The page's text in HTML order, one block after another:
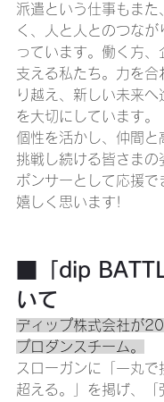
派遣という仕事もまた
く、人と人とのつなが
っています。働く方、
支える私たち。力を合
り越え、新しい未来へ
を大切にしています。
個性を活かし、仲間と
挑戦し続ける皆さまの
ポンサーとして応援で
嬉しく思います!
■「dip
いて
ディップ株式会社が
プロダンスチーム。
スローガンに「一丸で
超える。」を掲げ、「